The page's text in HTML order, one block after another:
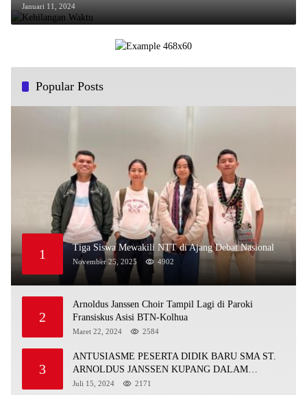
Januari 11, 2024
Popular Posts
1 Tiga Siswa Mewakili NTT di Ajang Debat Nasional
November 25, 2025 4902
2
Arnoldus Janssen Choir Tampil Lagi di Paroki
Fransiskus Asisi BTN-Kolhua
Maret 22, 2024 2584
3
ANTUSIASME PESERTA DIDIK BARU SMA ST.
ARNOLDUS JANSSEN KUPANG DALAM
MENGIKUTI MPLS HARI PERTAMA
Juli 15, 2024 2171